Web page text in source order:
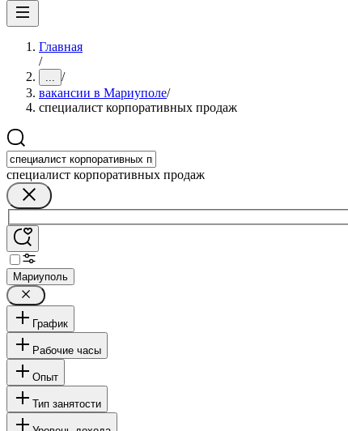
Главная
/
... /
вакансии в Мариуполе/
специалист корпоративных продаж
специалист корпоративных продаж
Мариуполь
График
Рабочие часы
Опыт
Тип занятости